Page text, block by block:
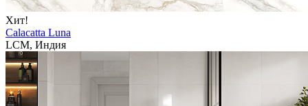
Хит!
Calacatta Luna
LCM, Индия